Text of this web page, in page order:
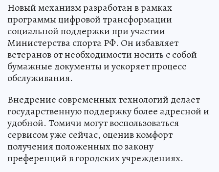
Новый механизм разработан в рамках
программы цифровой трансформации
социальной поддержки при участии
Министерства спорта РФ. Он избавляет
ветеранов от необходимости носить с собой
бумажные документы и ускоряет процесс
обслуживания.
Внедрение современных технологий делает
государственную поддержку более адресной и
удобной. Томичи могут воспользоваться
сервисом уже сейчас, оценив комфорт
получения положенных по закону
преференций в городских учреждениях.